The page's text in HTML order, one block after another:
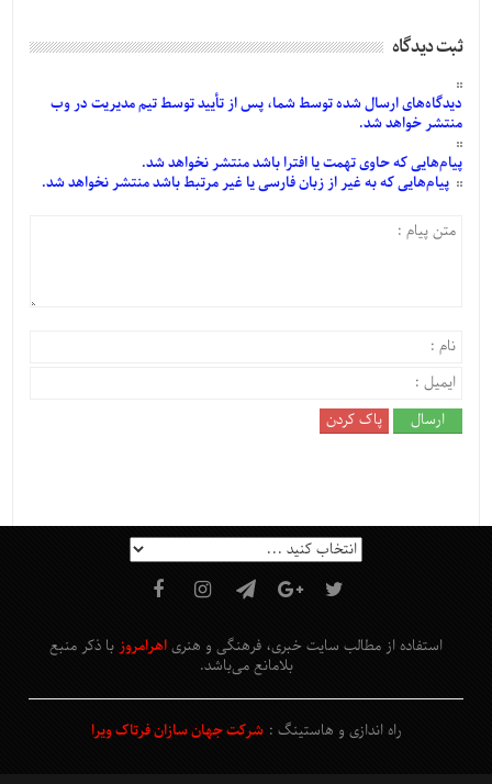
ثبت دیدگاه
دیدگاه‌هایارسالشدهتوسط شما، پس ازتأییدتوسط تیم مدیریت در وب
منتشر خواهد شد.
پیام‌هاییکه حاوی تهمت یا افترا باشد منتشر نخواهد شد.
پیام‌هاییکه به غیر از زبان فارسی یا غیر مرتبط باشد منتشر نخواهد شد.
استفاده از مطالب سایت خبری، فرهنگی و هنری اهرامروز با ذکر منبع
بلامانع می‌باشد.
راه اندازی و هاستینگ :شرکت جهان سازان فرتاک ویرا